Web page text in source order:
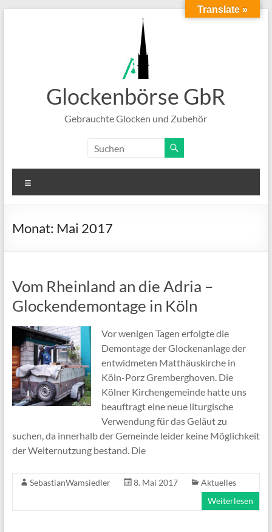
Glockenbörse GbR
Gebrauchte Glocken und Zubehör
Monat: Mai 2017
Vom Rheinland an die Adria –
Glockendemontage in Köln
Vor wenigen Tagen erfolgte die
Demontage der Glockenanlage der
entwidmeten Matthäuskirche in
Köln-Porz Gremberghoven. Die
Kölner Kirchengemeinde hatte uns
beauftragt eine neue liturgische
Verwendung für das Geläut zu
suchen, da innerhalb der Gemeinde leider keine Möglichkeit
der Weiternutzung bestand. Die
SebastianWamsiedler 8. Mai 2017
Aktuelles
Weiterlesen
Translate »